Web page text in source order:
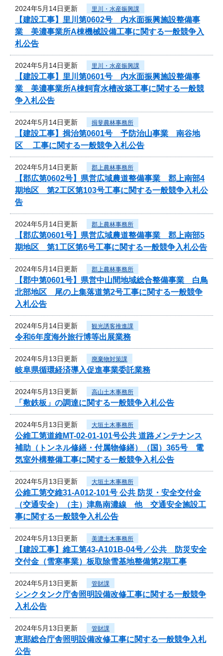
2024年5月14日更新 里川・水産振興課
【建設工事】里川第0602号 内水面振興施設整備事
業 美濃事業所A棟機械設備工事に関する一般競争入
札公告
2024年5月14日更新 里川・水産振興課
【建設工事】里川第0601号 内水面振興施設整備事
業 美濃事業所A棟飼育水槽改築工事に関する一般競
争入札公告
2024年5月14日更新 揖斐農林事務所
【建設工事】揖治第0601号 予防治山事業 南谷地
区 工事に関する一般競争入札公告
2024年5月14日更新 郡上農林事務所
【郡広第0602号】県営広域農道整備事業 郡上南部4
期地区 第2工区第103号工事に関する一般競争入札公
告
2024年5月14日更新 郡上農林事務所
【郡広第0601号】県営広域農道整備事業 郡上南部5
期地区 第1工区第6号工事に関する一般競争入札公告
2024年5月14日更新 郡上農林事務所
【郡中第0601号】県営中山間地域総合整備事業 白鳥
北部地区 尾の上集落道第2号工事に関する一般競争
入札公告
2024年5月14日更新 観光誘客推進課
令和6年度海外旅行博等出展業務
2024年5月13日更新 廃棄物対策課
岐阜県循環経済導入促進事業委託業務
2024年5月13日更新 高山土木事務所
「敷鉄板」の調達に関する一般競争入札公告
2024年5月13日更新 大垣土木事務所
公維工第道維MT-02-01-101号公共 道路メンテナンス
補助（トンネル修繕・付属物修繕）（国）365号 電
気室外構整備工事に関する一般競争入札公告
2024年5月13日更新 大垣土木事務所
公維工第交維31-A012-101号 公共 防災・安全交付金
（交通安全）（主）津島南濃線 他 交通安全施設工
事に関する一般競争入札公告
2024年5月13日更新 美濃土木事務所
【建設工事】維工第43-A101B-04号／公共 防災安全
交付金（雪寒事業）板取除雪基地整備第2期工事
2024年5月13日更新 管財課
シンクタンク庁舎照明設備改修工事に関する一般競争
入札公告
2024年5月13日更新 管財課
恵那総合庁舎照明設備改修工事に関する一般競争入札
公告